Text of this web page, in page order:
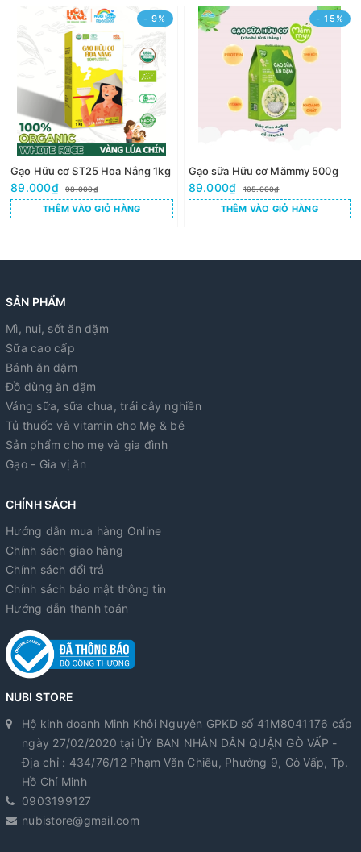
- 9%
Gạo Hữu cơ ST25 Hoa Nắng 1kg
89.000₫ 98.000₫
THÊM VÀO GIỎ HÀNG
- 15%
Gạo sữa Hữu cơ Mămmy 500g
89.000₫ 105.000₫
THÊM VÀO GIỎ HÀNG
SẢN PHẨM
Mì, nui, sốt ăn dặm
Sữa cao cấp
Bánh ăn dặm
Đồ dùng ăn dặm
Váng sữa, sữa chua, trái cây nghiền
Tủ thuốc và vitamin cho Mẹ & bé
Sản phẩm cho mẹ và gia đình
Gạo - Gia vị ăn
CHÍNH SÁCH
Hướng dẫn mua hàng Online
Chính sách giao hàng
Chính sách đổi trả
Chính sách bảo mật thông tin
Hướng dẫn thanh toán
NUBI STORE
Hộ kinh doanh Minh Khôi Nguyên GPKD số 41M8041176 cấp
ngày 27/02/2020 tại ỦY BAN NHÂN DÂN QUẬN GÒ VẤP -
Địa chỉ : 434/76/12 Phạm Văn Chiêu, Phường 9, Gò Vấp, Tp.
Hồ Chí Minh
0903199127
nubistore@gmail.com